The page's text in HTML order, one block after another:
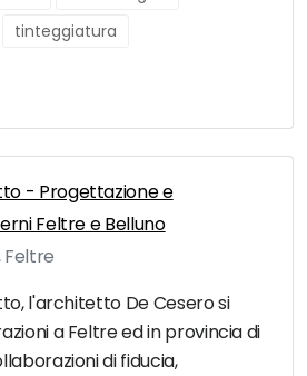
tinteggiatura
- Progettazione e
Feltre e Belluno
Feltre
l'architetto De Cesero si
a Feltre ed in provincia di
di fiducia,